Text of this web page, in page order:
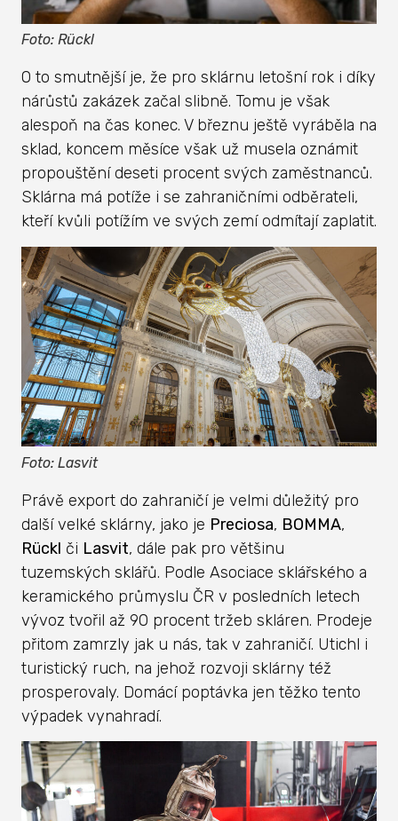
Foto: Rückl
O to smutnější je, že pro sklárnu letošní rok i díky
nárůstů zakázek začal slibně. Tomu je však
alespoň na čas konec. V březnu ještě vyráběla na
sklad, koncem měsíce však už musela oznámit
propouštění deseti procent svých zaměstnanců.
Sklárna má potíže i se zahraničními odběrateli,
kteří kvůli potížím ve svých zemí odmítají zaplatit.
Foto: Lasvit
Právě export do zahraničí je velmi důležitý pro
další velké sklárny, jako je Preciosa, BOMMA,
Rückl či Lasvit, dále pak pro většinu
tuzemských sklářů. Podle Asociace sklářského a
keramického průmyslu ČR v posledních letech
vývoz tvořil až 90 procent tržeb skláren. Prodeje
přitom zamrzly jak u nás, tak v zahraničí. Utichl i
turistický ruch, na jehož rozvoji sklárny též
prosperovaly. Domácí poptávka jen těžko tento
výpadek vynahradí.